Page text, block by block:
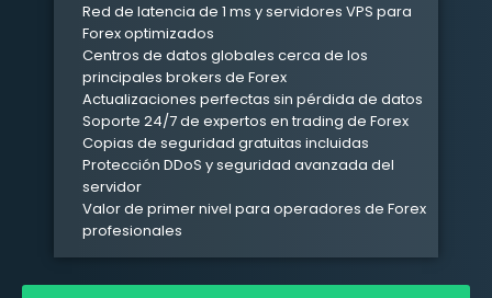
Red de latencia de 1 ms y servidores VPS para
Forexoptimizados
Centros de datos globales cerca de los
principales brokers deForex
Actualizaciones perfectas sin pérdida de datos
Soporte 24/7 de expertos en trading deForex
Copias de seguridad gratuitas incluidas
Protección DDoS y seguridad avanzada del
servidor
Valor de primer nivel para operadores deForex
profesionales